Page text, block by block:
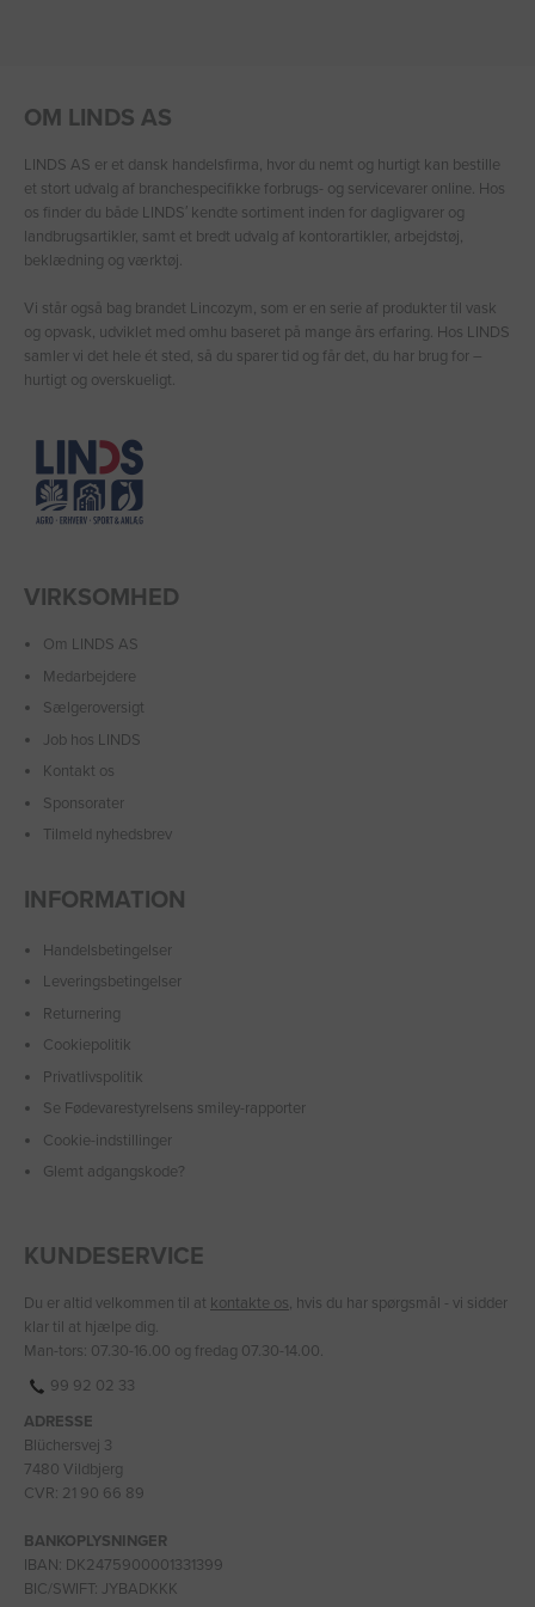
OM LINDS AS
LINDS AS er et dansk handelsfirma, hvor du nemt og hurtigt kan bestille
et stort udvalg af branchespecifikke forbrugs- og servicevarer online. Hos
os finder du både LINDS′ kendte sortiment inden for dagligvarer og
landbrugsartikler, samt et bredt udvalg af kontorartikler, arbejdstøj,
beklædning og værktøj.
Vi står også bag brandet Lincozym, som er en serie af produkter til vask
og opvask, udviklet med omhu baseret på mange års erfaring. Hos LINDS
samler vi det hele ét sted, så du sparer tid og får det, du har brug for –
hurtigt og overskueligt.
VIRKSOMHED
Om LINDS AS
Medarbejdere
Sælgeroversigt
Job hos LINDS
Kontakt os
Sponsorater
Tilmeld nyhedsbrev
INFORMATION
Handelsbetingelser
Leveringsbetingelser
Returnering
Cookiepolitik
Privatlivspolitik
Se Fødevarestyrelsens smiley-rapporter
Cookie-indstillinger
Glemt adgangskode?
KUNDESERVICE
Du er altid velkommen til at kontakte os, hvis du har spørgsmål - vi sidder
klar til at hjælpe dig.
Man-tors: 07.30-16.00 og fredag 07.30-14.00.
99 92 02 33
ADRESSE
Blüchersvej 3
7480 Vildbjerg
CVR: 21 90 66 89
BANKOPLYSNINGER
IBAN: DK2475900001331399
BIC/SWIFT: JYBADKKK